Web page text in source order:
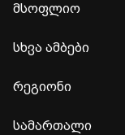
მსოფლიო
სხვა ამბები
რეგიონი
სამართალი